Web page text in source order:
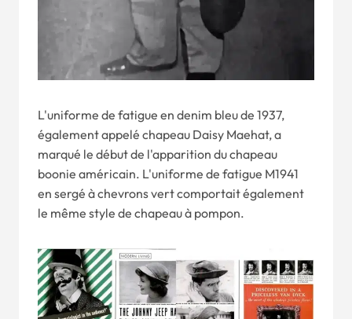
L'uniforme de fatigue en denim bleu de 1937,
également appelé chapeau Daisy Maehat, a
marqué le début de l'apparition du chapeau
boonie américain. L'uniforme de fatigue M1941
en sergé à chevrons vert comportait également
le même style de chapeau à pompon.